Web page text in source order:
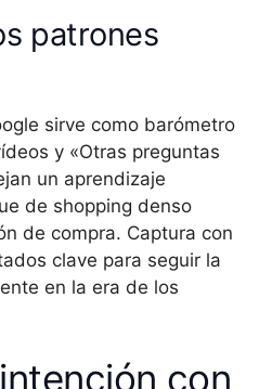
patrones
sirve como barómetro
y «Otras preguntas
un aprendizaje
de shopping denso
de compra. Captura con
clave para seguir la
en la era de los
con